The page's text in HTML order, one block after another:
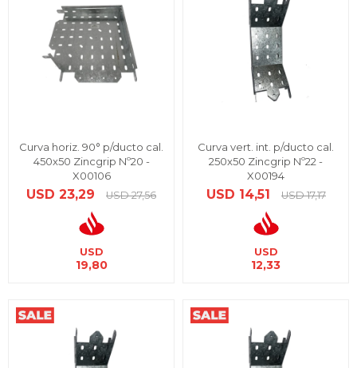
Curva horiz. 90° p/ducto cal.
450x50 Zincgrip Nº20 -
X00106
USD 23,29 USD 27,56
USD
19,80
Curva vert. int. p/ducto cal.
250x50 Zincgrip Nº22 -
X00194
USD 14,51 USD 17,17
USD
12,33